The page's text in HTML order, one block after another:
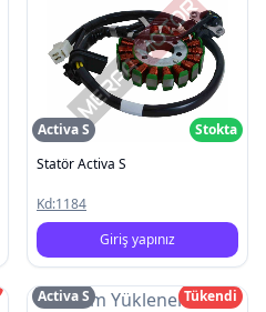
Activa S
Stokta
Statör Activa S
Kd:1184
Giriş yapınız
Resim Yüklenemedi
Activa S
Tükendi